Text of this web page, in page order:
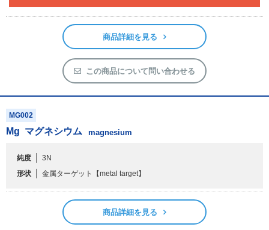
商品詳細を見る
この商品について問い合わせる
MG002
Mg マグネシウム magnesium
純度
3N
形状
金属ターゲット 【metal target】
商品詳細を見る